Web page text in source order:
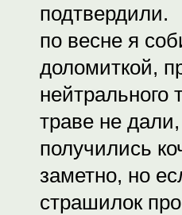
подтвердили.
по весне я
доломиткой,
нейтрального
траве не
получились
заметно, но
страшилок